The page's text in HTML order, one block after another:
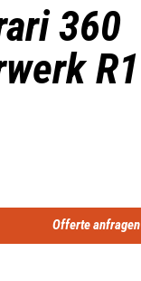
360
R1
Offerte anfragen